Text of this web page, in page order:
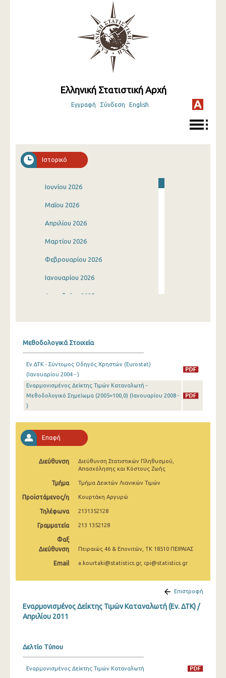
Ελληνική Στατιστική Αρχή
Εγγραφή Σύνδεση English
Ιστορικό
Ιουνίου 2026
Μαΐου 2026
Απριλίου 2026
Μαρτίου 2026
Φεβρουαρίου 2026
Ιανουαρίου 2026
Δεκεμβρίου 2025
Αυγούστου 2025
Ιουλίου 2025
Μαΐου 2025
Απριλίου 2025
Μαρτίου 2025
Ιανουαρίου 2025
Δεκεμβρίου 2024
Οκτωβρίου 2024
Ιουλίου 2024
Απριλίου 2024
Μεθοδολογικά Στοιχεία
Εν.ΔΤΚ - Σύντομος Οδηγός Χρηστών (Eurostat)
(Ιανουαρίου 2004 - )
Εναρμονισμένος Δείκτης Τιμών Καταναλωτή -
Μεθοδολογικό Σημείωμα (2005=100,0) (Ιανουαρίου 2008 -
)
Επαφή
Διεύθυνση
Διεύθυνση Στατιστικών Πληθυσμού,
Απασχόλησης και Κόστους Ζωής
Τμήμα Τμήμα Δεικτών Λιανικών Τιμών
Προϊστάμενος/η Κουρτάκη Αργυρώ
Τηλέφωνα 2131352128
Γραμματεία 213 1352128
Φαξ
Διεύθυνση
Πειραιώς 46 & Επονιτών, ΤΚ 18510 ΠΕΙΡΑΙΑΣ
Email a.kourtaki@statistics.gr, cpi@statistics.gr
Επιστροφή
Εναρμονισμένος Δείκτης Τιμών Καταναλωτή (Εν. ΔΤΚ) /
Απριλίου 2011
Δελτίο Τύπου
Εναρμονισμένος Δείκτης Τιμών Καταναλωτή